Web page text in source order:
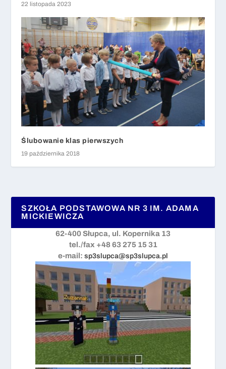
22 listopada 2023
Ślubowanie klas pierwszych
19 października 2018
SZKOŁA PODSTAWOWA NR 3 IM. ADAMA
MICKIEWICZA
62-400 Słupca, ul. Kopernika 13
tel./fax +48 63 275 15 31
e-mail: sp3slupca@sp3slupca.pl